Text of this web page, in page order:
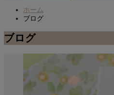
ホーム
ブログ
ブログ